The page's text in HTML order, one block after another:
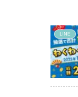
LINE